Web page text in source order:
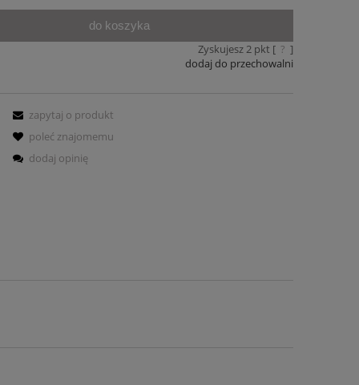
do koszyka
Zyskujesz2pkt [ ? ]
dodaj do przechowalni
zapytaj o produkt
poleć znajomemu
dodaj opinię